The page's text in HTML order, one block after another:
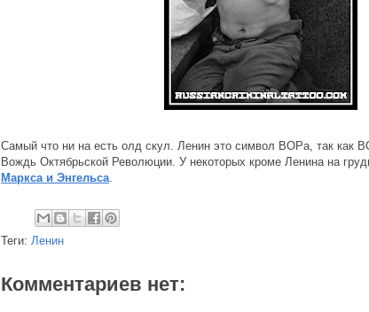
Самый что ни на есть олд скул. Ленин это символ ВОРа, так как
Вождь Октябрьской Революции. У некоторых кроме Ленина на
Маркса и Энгельса
Теги: Ленин
Комментариев нет: